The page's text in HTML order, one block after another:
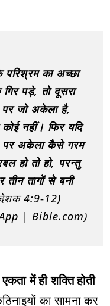
का अच्छा
पड़े, तो दूसरा
जो अकेला है,
नहीं। फिर यदि
पर अकेला कैसे गरम
हो तो हो, परन्तु
तागों से बनी
4:9‑12)
| Bible.com)
में ही शक्ति होती
का सामना कर